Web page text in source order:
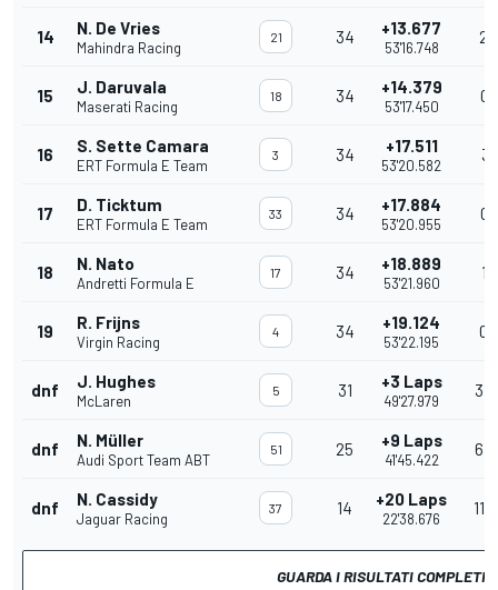
14 N. De Vries
Mahindra Racing
21 34 +13.677
53'16.748
15 J. Daruvala
Maserati Racing
18 34 +14.379
53'17.450
16 S. Sette Camara
ERT Formula E Team
3 34 +17.511
53'20.582
17 D. Ticktum
ERT Formula E Team
33 34 +17.884
53'20.955
18 N. Nato
Andretti Formula E
17 34 +18.889
53'21.960
19 R. Frijns
Virgin Racing
4 34 +19.124
53'22.195
dnf J. Hughes
McLaren
5 31 +3 Laps
49'27.979
3
dnf N. Müller
Audi Sport Team ABT
51 25 +9 Laps
41'45.422
6
dnf N. Cassidy
Jaguar Racing
37 14 +20 Laps
22'38.676
11
GUARDA I RISULTATI COMPLETI